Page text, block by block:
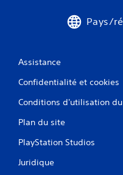
Pays/
Assistance
Confidentialité et cookies
Conditions d'utilisation
Plan du site
PlayStation Studios
Juridique